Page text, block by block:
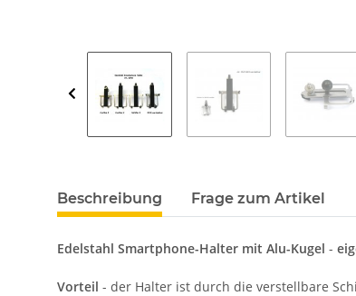
Beschreibung Frage zum Artikel
Edelstahl Smartphone-Halter mit Alu-Kugel -
Vorteil - der Halter ist durch die verstellbare